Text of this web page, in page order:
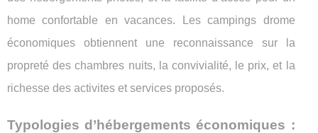
home confortable en vacances. Les campings drome
économiques obtiennent une reconnaissance sur la
propreté des chambres nuits, la convivialité, le prix, et la
richesse des activites et services proposés.
Typologies d’hébergements économiques :